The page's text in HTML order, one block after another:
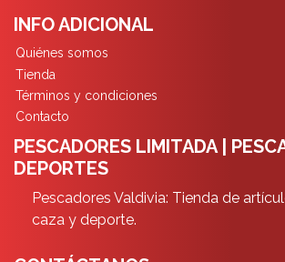
INFO ADICIONAL
Quiénes somos
Tienda
Términos y condiciones
Contacto
PESCADORES LIMITADA |
DEPORTES
Pescadores Valdivia: Tienda de
caza y deporte.